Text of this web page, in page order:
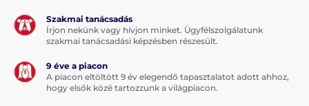
Szakmai tanácsadás
Írjon nekünk vagy hívjon minket. Ügyfélszolgálatunk
szakmai tanácsadási képzésben részesült.
9 éve a piacon
A piacon eltöltött 9 év elegendő tapasztalatot adott ahhoz,
hogy elsők közé tartozzunk a világpiacon.